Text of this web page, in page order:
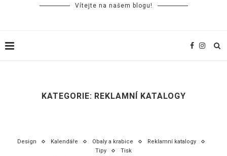
Vítejte na našem blogu!
KATEGORIE: REKLAMNÍ KATALOGY
Design Kalendáře Obaly a krabice
Reklamní katalogy
Tipy
Tisk